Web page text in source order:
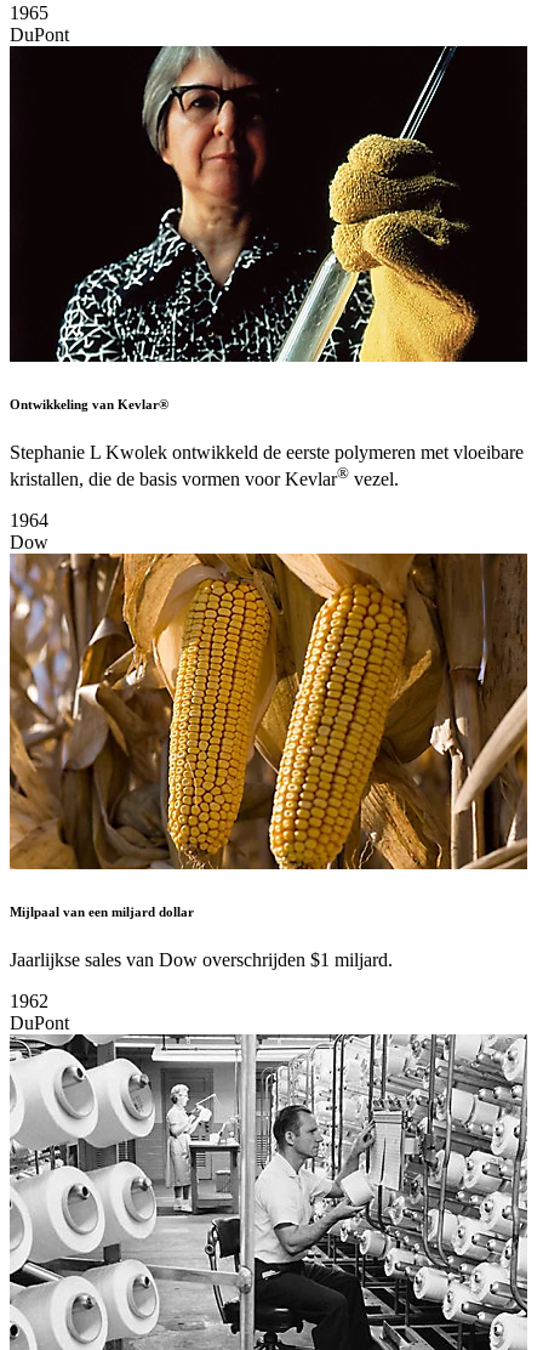
1965
DuPont
Ontwikkeling van Kevlar®
Stephanie L Kwolek ontwikkeld de eerste polymeren met vloeibare
kristallen, die de basis vormen voor Kevlar® vezel.
1964
Dow
Mijlpaal van een miljard dollar
Jaarlijkse sales van Dow overschrijden $1 miljard.
1962
DuPont